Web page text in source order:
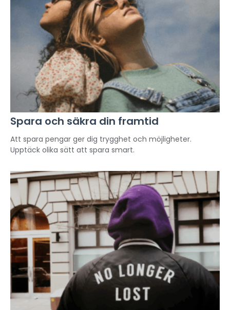
Spara och säkra din framtid
Att spara pengar ger dig trygghet och möjligheter.
Upptäck olika sätt att spara smart.